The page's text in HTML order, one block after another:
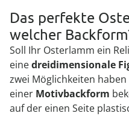
Das perfekte
welcher
Soll Ihr Osterlamm ein
einedreidimensionale
zwei Möglichkeiten haben
einer Motivbackform
auf der einen Seite